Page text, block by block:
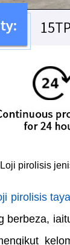
Loji pirolisis
pirolisis
berbeza,